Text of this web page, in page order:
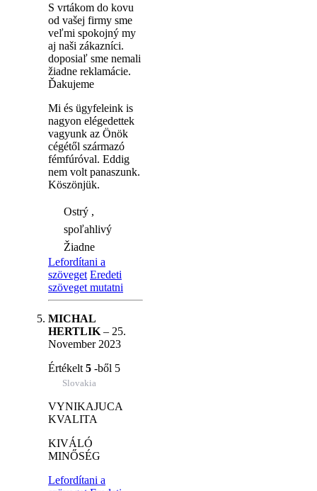
S vrtákom do kovu
od vašej firmy sme
veľmi spokojný my
aj naši zákazníci.
doposiaľ sme nemali
žiadne reklamácie.
Ďakujeme
Mi és ügyfeleink is
nagyon elégedettek
vagyunk az Önök
cégétől származó
fémfúróval. Eddig
nem volt panaszunk.
Köszönjük.
Ostrý ,
spoľahlivý
Žiadne
Lefordítani a
szöveget Eredeti
szöveget mutatni
MICHAL
HERTLIK – 25.
November 2023
Értékelt 5 -ből 5
Slovakia
VYNIKAJUCA
KVALITA
KIVÁLÓ
MINŐSÉG
Lefordítani a